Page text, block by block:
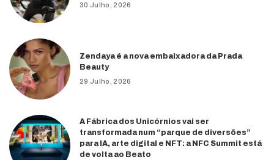
30 Julho, 2026
Zendaya é a nova embaixadora da Prada
Beauty
29 Julho, 2026
A Fábrica dos Unicórnios vai ser
transformada num “parque de diversões”
para IA, arte digital e NFT: a NFC Summit está
de volta ao Beato